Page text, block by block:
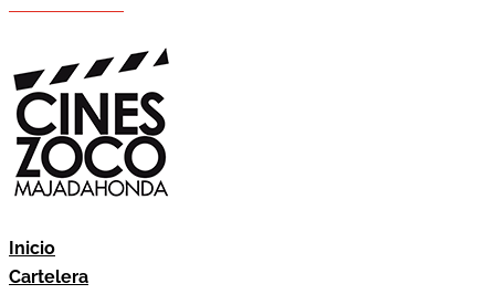
Inicio
Cartelera